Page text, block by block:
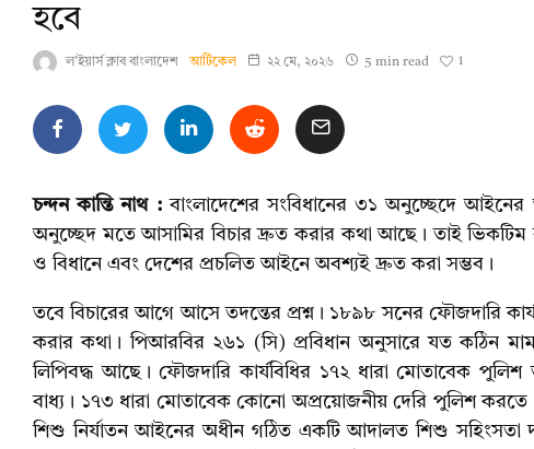
হবে
ল'ইয়ার্স ক্লাব বাংলাদেশ আর্টিকেল ২২ মে, ২০২৬ 5 min read 1
চন্দন কান্তি নাথ :বাংলাদেশের সংবিধানের ৩১ অনুচ্ছেদে
অনুচ্ছেদ মতে আসামির বিচার দ্রুত করার কথা আছে। তাই ভিকটিম
ও বিধানে এবং দেশের প্রচলিত আইনে অবশ্যই দ্রুত করা সম্ভব।
তবে বিচারের আগে আসে তদন্তের প্রশ্ন। ১৮৯৮ সনের ফৌজদারি
করার কথা। পিআরবির ২৬১ (সি) প্রবিধান অনুসারে যত কঠিন
লিপিবদ্ধ আছে। ফৌজদারি কার্যবিধির ১৭২ ধারা মোতাবেক পুলিশ
বাধ্য। ১৭৩ ধারা মোতাবেক কোনো অপ্রয়োজনীয় দেরি পুলিশ করতে
শিশু নির্যাতন আইনের অধীন গঠিত একটি আদালত শিশু সহিংসতা